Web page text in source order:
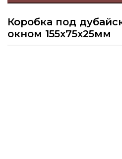
Коробка под
окном 155х75х25мм